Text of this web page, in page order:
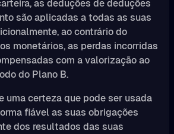
as deduções de deduções
são aplicadas a todas as suas
ao contrário do
monetários, as perdas incorridas
com a valorização ao
do Plano B.
uma certeza que pode ser usada
fiável as suas obrigações
dos resultados das suas